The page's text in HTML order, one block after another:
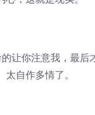
你注意我，最后
太自作多情了。